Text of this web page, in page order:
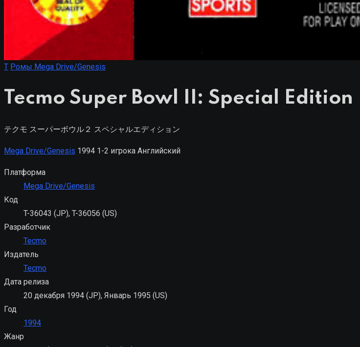
T Ромы Mega Drive/Genesis
Tecmo Super Bowl II: Special Edition
テクモ スーパーボウル２ スペシャルエディション
Mega Drive/Genesis 1994 1-2 игрока Английский
Платформа
Mega Drive/Genesis
Код
T-36043 (JP), T-36056 (US)
Разработчик
Tecmo
Издатель
Tecmo
Дата релиза
20 декабря 1994 (JP), Январь 1995 (US)
Год
1994
Жанр